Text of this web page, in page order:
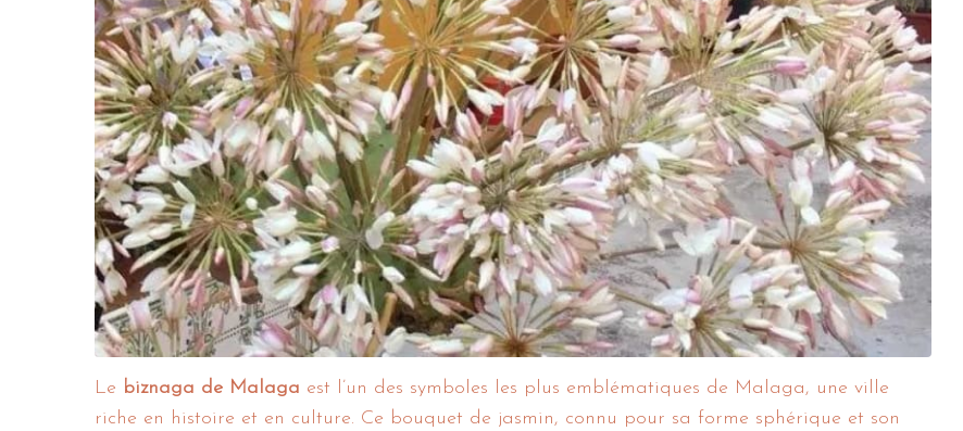
Le biznaga de Malaga est l’un des symboles les plus emblématiques de Malaga, une ville
riche en histoire et en culture. Ce bouquet de jasmin, connu pour sa forme sphérique et son